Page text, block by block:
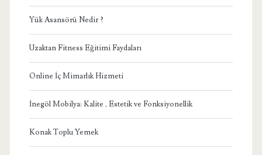
Yük Asansörü Nedir ?
Uzaktan Fitness Eğitimi Faydaları
Online İç Mimarlık Hizmeti
İnegöl Mobilya: Kalite , Estetik ve Fonksiyonellik
Konak Toplu Yemek